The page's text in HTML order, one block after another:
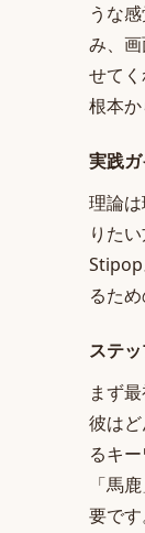
うな
み、
せて
根本か
実践
理論
りた
Stipop
るた
ステ
まず
彼は
るキ
「馬
要で